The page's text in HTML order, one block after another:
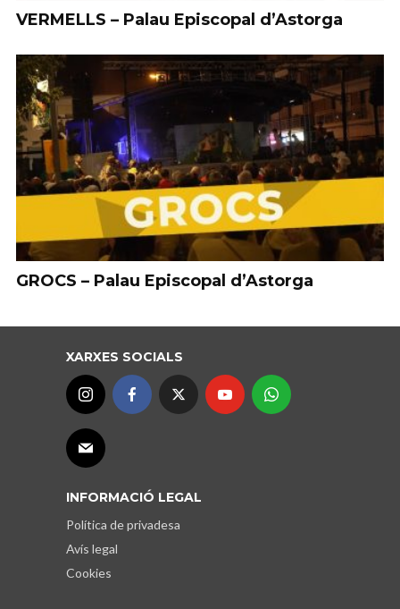
VERMELLS – Palau Episcopal d’Astorga
GROCS – Palau Episcopal d’Astorga
XARXES SOCIALS
INFORMACIÓ LEGAL
Política de privadesa
Avís legal
Cookies